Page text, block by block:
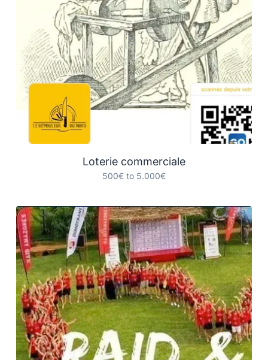
Loterie commerciale
500€ to 5.000€